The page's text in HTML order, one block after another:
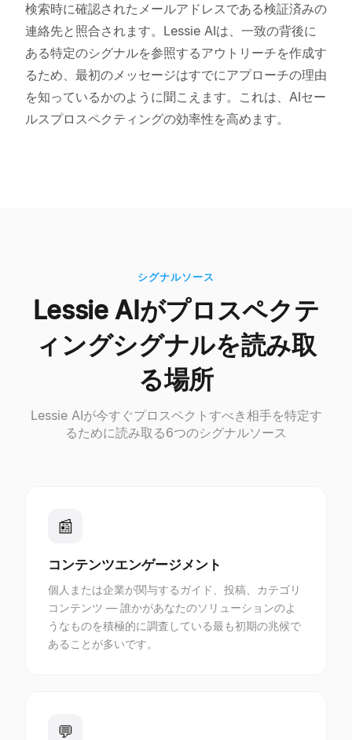
検索時に確認されたメールアドレスである検証済みの
連絡先と照合されます。Lessie AIは、一致の背後に
ある特定のシグナルを参照するアウトリーチを作成す
るため、最初のメッセージはすでにアプローチの理由
を知っているかのように聞こえます。これは、AIセー
ルスプロスペクティングの効率性を高めます。
シグナルソース
Lessie AIがプロスペクテ
ィングシグナルを読み取
る場所
Lessie AIが今すぐプロスペクトすべき相手を特定す
るために読み取る6つのシグナルソース
📰
コンテンツエンゲージメント
個人または企業が関与するガイド、投稿、カテゴリ
コンテンツ — 誰かがあなたのソリューションのよ
うなものを積極的に調査している最も初期の兆候で
あることが多いです。
💬